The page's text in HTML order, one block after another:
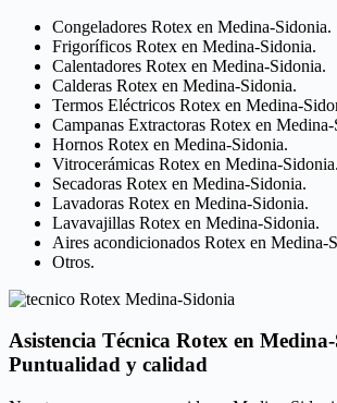
Congeladores Rotex en Medina-Sidonia.
Frigoríficos Rotex en Medina-Sidonia.
Calentadores Rotex en Medina-Sidonia.
Calderas Rotex en Medina-Sidonia.
Termos Eléctricos Rotex en Medina-
Campanas Extractoras Rotex en
Hornos Rotex en Medina-Sidonia.
Vitrocerámicas Rotex en Medina-Sidonia.
Secadoras Rotex en Medina-Sidonia.
Lavadoras Rotex en Medina-Sidonia.
Lavavajillas Rotex en Medina-Sidonia.
Aires acondicionados Rotex en Medina-
Otros.
Asistencia Técnica Rotex en
Puntualidad y calidad